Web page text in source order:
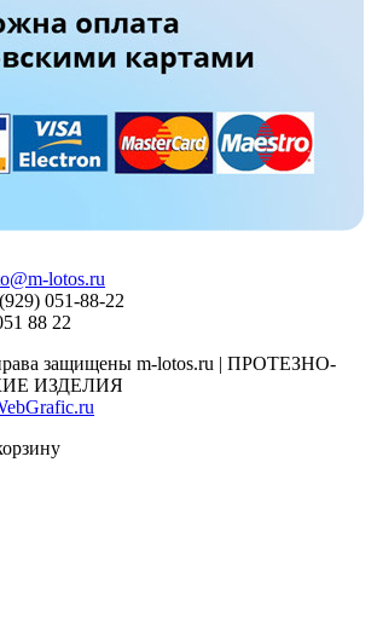
lotos.ru
051-88-22
88 22
защищены m-lotos.ru | ПРОТЕЗНО-
ИЗДЕЛИЯ